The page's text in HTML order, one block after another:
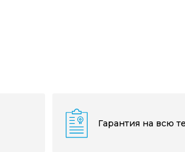
Гарантия на всю